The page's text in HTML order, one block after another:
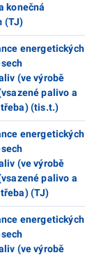
konečná
(TJ)
energetických
(ve výrobě
palivo a
(tis.t.)
energetických
(ve výrobě
palivo a
(TJ)
energetických
(ve výrobě